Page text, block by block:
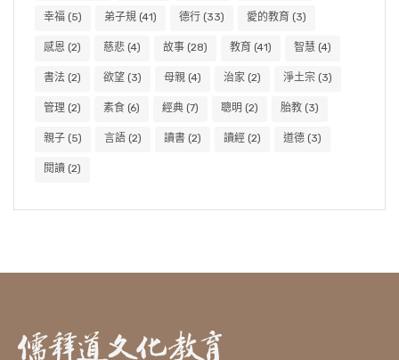
幸福 (5) 弟子規 (41) 德行 (33) 愛的教育 (3)
感恩 (2) 慈悲 (4) 故事 (28) 教育 (41) 智慧 (4)
書法 (2) 欲望 (3) 母親 (4) 治家 (2) 淨土宗 (3)
管理 (2) 素食 (6) 經典 (7) 聰明 (2) 胎教 (3)
親子 (5) 言語 (2) 讀書 (2) 讀經 (2) 道德 (3)
閱讀 (2)